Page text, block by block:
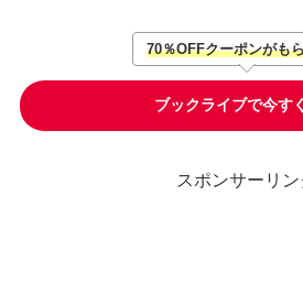
70％OFFクーポンがも
ブックライブで今す
スポンサーリン